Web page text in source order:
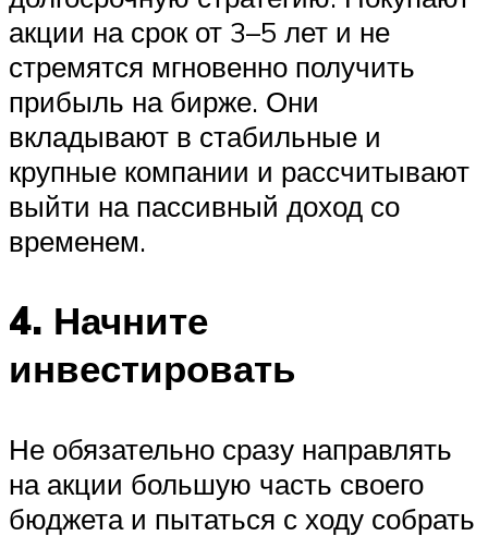
акции на срок от 3–5 лет и не
стремятся мгновенно получить
прибыль на бирже. Они
вкладывают в стабильные и
крупные компании и рассчитывают
выйти на пассивный доход со
временем.
4. Начните
инвестировать
Не обязательно сразу направлять
на акции большую часть своего
бюджета и пытаться с ходу собрать